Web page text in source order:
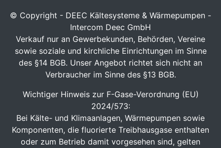
© Copyright - DEEC Kältesysteme & Wärmepumpen -
Intercom Deec GmbH
Verkauf nur an Gewerbekunden, Behörden, Vereine
sowie soziale und kirchliche Einrichtungen im Sinne
des §14 BGB. Unser Angebot richtet sich nicht an
Verbraucher im Sinne des §13 BGB.
Wichtiger Hinweis zur F-Gase-Verordnung (EU)
2024/573:
Bei Kälte- und Klimaanlagen, Wärmepumpen sowie
Komponenten, die fluorierte Treibhausgase enthalten
oder zum Betrieb damit vorgesehen sind, gelten